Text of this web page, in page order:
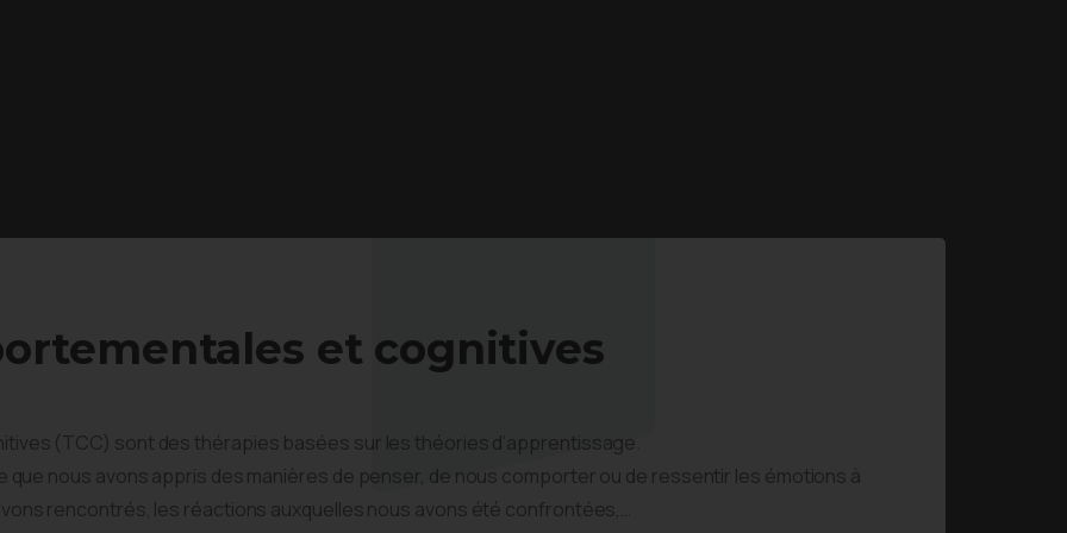
et cognitives
(TCC) sont des thérapies basées sur les théories d’apprentissage.
nous avons appris des manières de penser, de nous comporter ou de ressentir les émotions à
rencontrés, les réactions auxquelles nous avons été confrontées,…